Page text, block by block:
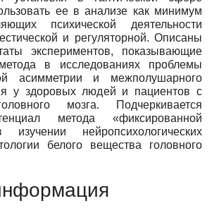
ее в анализе как минимум
психической деятельности
и регуляторной. Описаны
экспериментов, показывающие
в исследованиях проблемы
асимметрии и межполушарного
у здоровых людей и пациентов с
мозга. Подчеркивается
метода «фиксированной
изучении нейропсихологических
белого вещества головного